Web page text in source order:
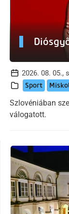
2026. 08. 05.,
Sport
Szlovéniában
válogatott.